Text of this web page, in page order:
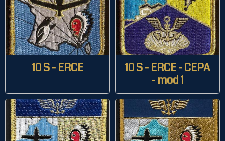
10 S - ERCE
10 S - ERCE - CEPA
- mod 1